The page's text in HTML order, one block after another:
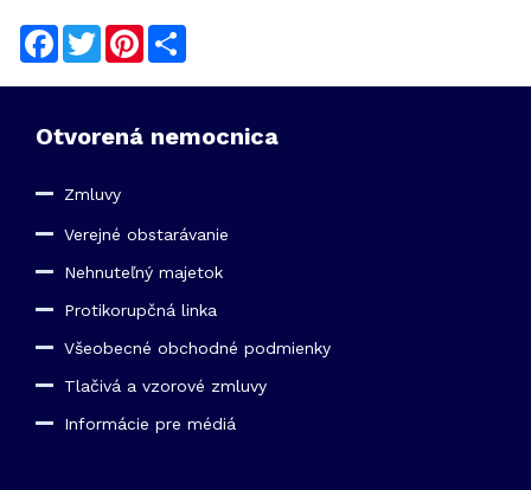
Facebook
TwitterPinterest
Otvorená nemocnica
Zmluvy
Verejné obstarávanie
Nehnuteľný majetok
Protikorupčná linka
Všeobecné obchodné podmienky
Tlačivá a vzorové zmluvy
Informácie pre médiá